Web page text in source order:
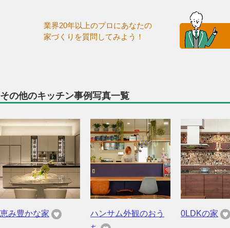
業界20年以上のプロにあなたの
家づくりを質問してみよう！
その他のキッチン事例写真一覧
恵み豊かな家
ハンサム外観のおう
0LDKの家